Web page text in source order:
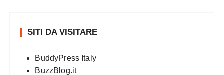
SITI DA VISITARE
BuddyPress Italy
BuzzBlog.it